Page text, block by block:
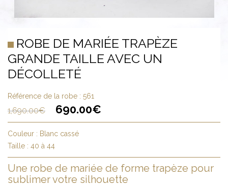
ROBE DE MARIÉE TRAPÈZE
GRANDE TAILLE AVEC UN
DÉCOLLETÉ
Référence de la robe : 561
1,690.00€ 690.00€
Couleur : Blanc cassé
Taille : 40 à 44
Une robe de mariée de forme trapèze pour
sublimer votre silhouette